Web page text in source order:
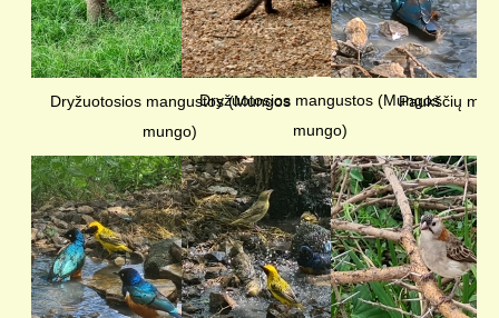
Dryžuotosios mangustos (Mungos
mungo)
Dryžuotosios mangustos (Mungos
mungo)
Paukščių